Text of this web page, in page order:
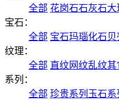
全部 花岗石石灰石大
宝石：
全部 宝石玛瑙化石贝
纹理：
全部 直纹网纹乱纹其
系列：
全部 珍贵系列 玉石系